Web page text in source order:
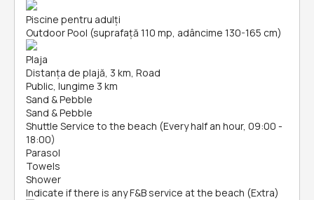
Piscine pentru adulți
Outdoor Pool (suprafață 110 mp, adâncime 130-165 cm)
Plaja
Distanța de plajă, 3 km, Road
Public, lungime 3 km
Sand & Pebble
Sand & Pebble
Shuttle Service to the beach (Every half an hour, 09:00 -
18:00)
Parasol
Towels
Shower
Indicate if there is any F&B service at the beach (Extra)